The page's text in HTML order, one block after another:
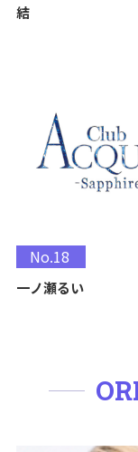
結
No.18
一ノ瀬るい